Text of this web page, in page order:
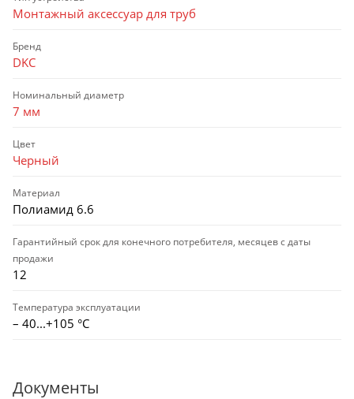
Монтажный аксессуар для труб
Бренд
DKC
Номинальный диаметр
7 мм
Цвет
Черный
Материал
Полиамид 6.6
Гарантийный срок для конечного потребителя, месяцев с даты
продажи
12
Температура эксплуатации
– 40...+105 °С
Документы